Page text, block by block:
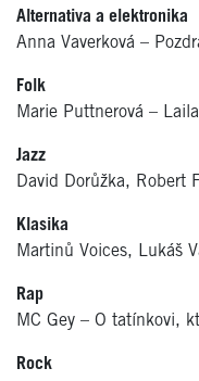
Alternativa a elektronika
Anna Vaverková –
Folk
Marie Puttnerová –
Jazz
David Dorůžka, Robert
Klasika
Martinů Voices, Lukáš
Rap
MC Gey – O tatínkovi,
Rock